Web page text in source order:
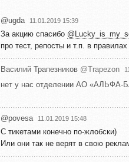
@ugda 11.01.2019 15:39
За акцию спасибо
про тест, репосты и т.п. в
Василий Трапезников @Trapezon
нет у нас отделении АО «АЛЬФА-
@povesa 11.01.2019 15:48
С тикетами конечно по-жлобски)
Или они так не верят в свою